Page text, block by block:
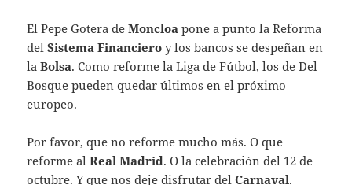
El Pepe Gotera deMoncloa pone a punto la Reforma
delSistema Financieroy los bancos se despeñan en
la Bolsa. Como reforme la Liga de Fútbol, los de Del
Bosque pueden quedar últimos en el próximo
europeo.
Por favor, que no reforme mucho más. O que
reforme alReal Madrid. O la celebración del 12 de
octubre. Y que nos deje disfrutar delCarnaval.